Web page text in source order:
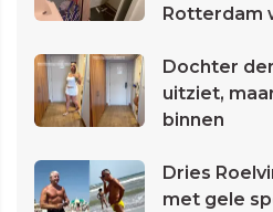
Rotterdam
Dochter
uitziet,
binnen
Dries
met gele